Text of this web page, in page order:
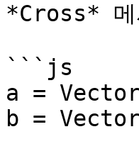
*Cross* 메
```js
a =
b =